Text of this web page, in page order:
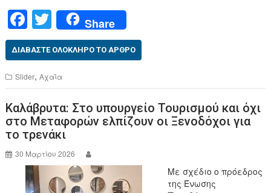
F
a
c
e
b
o
o
k
T
wi
tt
er
Share
ΔΙΑΒΆΣΤΕ ΟΛΌΚΛΗΡΟ ΤΟ ΆΡΘΡΟ
Slider,Αχαΐα
Καλάβρυτα: Στο υπουργείο Τουρισμού και όχι
στο Μεταφορών ελπίζουν οι Ξενοδόχοι για
το τρενάκι
30 Μαρτίου 2026
Με σχέδιο ο πρόεδρος
της Ένωσης